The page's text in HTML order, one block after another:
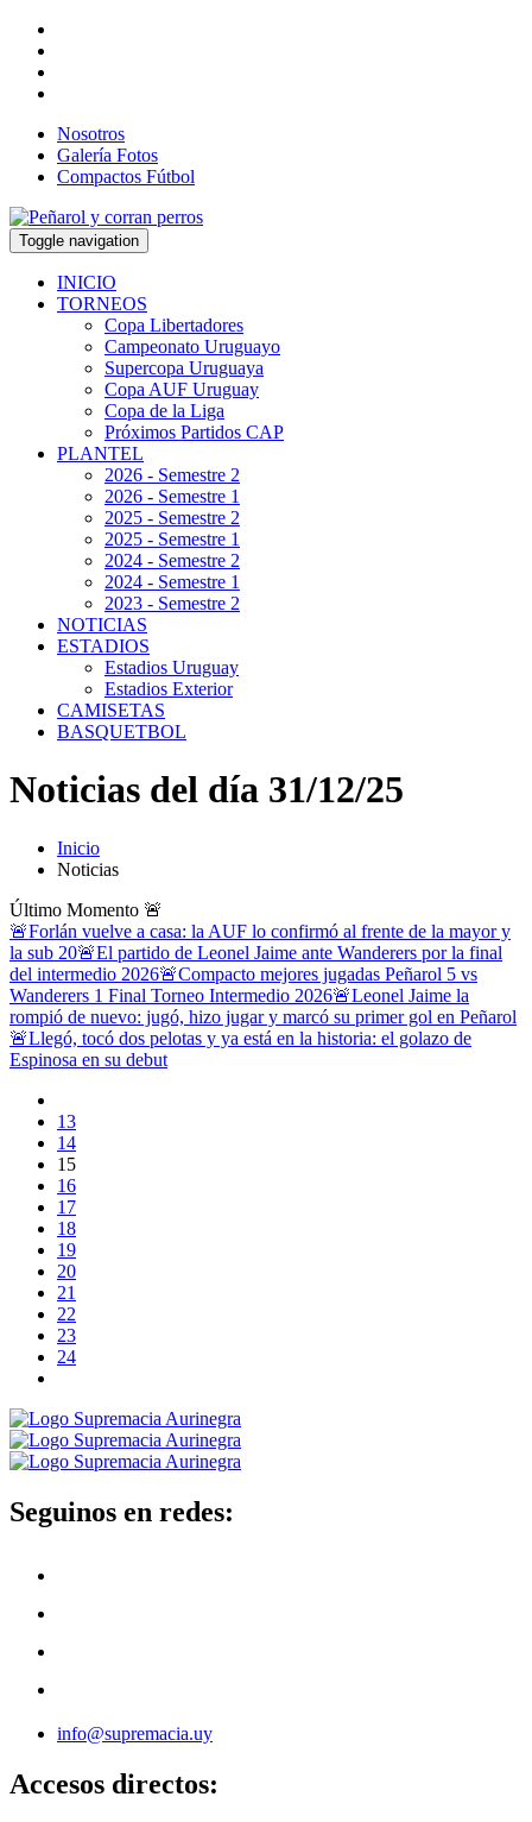
Nosotros
Galería Fotos
Compactos Fútbol
Toggle navigation
INICIO
TORNEOS
Copa Libertadores
Campeonato Uruguayo
Supercopa Uruguaya
Copa AUF Uruguay
Copa de la Liga
Próximos Partidos CAP
PLANTEL
2026 - Semestre 2
2026 - Semestre 1
2025 - Semestre 2
2025 - Semestre 1
2024 - Semestre 2
2024 - Semestre 1
2023 - Semestre 2
NOTICIAS
ESTADIOS
Estadios Uruguay
Estadios Exterior
CAMISETAS
BASQUETBOL
Noticias del día 31/12/25
Inicio
Noticias
Último Momento 🚨
🚨Forlán vuelve a casa: la AUF lo confirmó al frente de la mayor y
la sub 20🚨El partido de Leonel Jaime ante Wanderers por la final
del intermedio 2026🚨Compacto mejores jugadas Peñarol 5 vs
Wanderers 1 Final Torneo Intermedio 2026🚨Leonel Jaime la
rompió de nuevo: jugó, hizo jugar y marcó su primer gol en Peñarol
🚨Llegó, tocó dos pelotas y ya está en la historia: el golazo de
Espinosa en su debut
13
14
15
16
17
18
19
20
21
22
23
24
Seguinos en redes:
info@supremacia.uy
Accesos directos: